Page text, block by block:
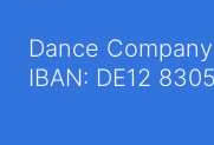
Dance
IBAN: DE12